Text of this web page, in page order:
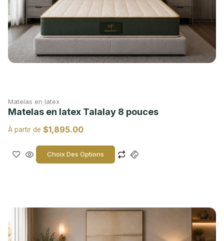
Matelas en latex
Matelas en latex Talalay 8 pouces
À partir de $1,895.00
Choix Des Options